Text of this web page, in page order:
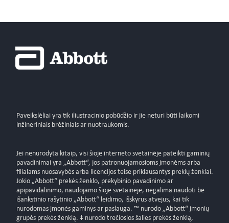
Paveikslėliai yra tik iliustracinio pobūdžio ir jie neturi būti laikomi
inžineriniais brėžiniais ar nuotraukomis.
Jei nenurodyta kitaip, visi šioje interneto svetainėje pateikti gaminių
pavadinimai yra „Abbott“, jos patronuojamosioms įmonėms arba
filialams nuosavybės arba licencijos teise priklausantys prekių ženklai.
Jokio „Abbott“ prekės ženklo, prekybinio pavadinimo ar
apipavidalinimo, naudojamo šioje svetainėje, negalima naudoti be
išankstinio rašytinio „Abbott“ leidimo, išskyrus atvejus, kai tik
nurodomas įmonės gaminys ar paslauga. ™ nurodo „Abbott“ įmonių
grupės prekės ženklą. ‡ nurodo trečiosios šalies prekės ženklą,